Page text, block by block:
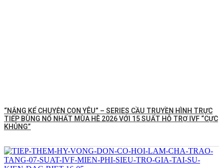
“NẮNG KỂ CHUYỆN CON YÊU” – SERIES CẦU TRUYỀN HÌNH TRỰC
TIẾP BÙNG NỔ NHẤT MÙA HÈ 2026 VỚI 15 SUẤT HỖ TRỢ IVF “CỰC
KHỦNG”